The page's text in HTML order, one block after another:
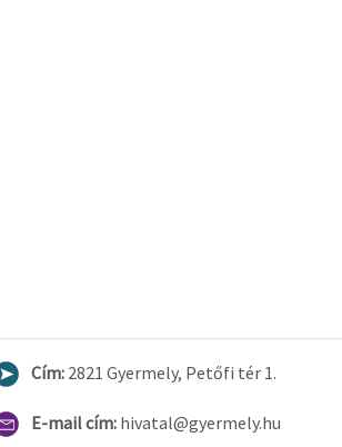
Cím: 2821 Gyermely, Petőfi tér 1.
E-mail cím: hivatal@gyermely.hu